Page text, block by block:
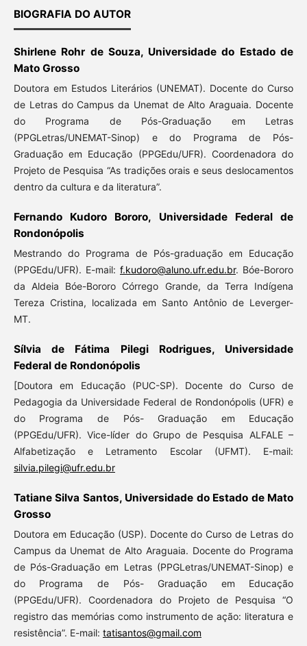
BIOGRAFIA DO AUTOR
Shirlene Rohr de Souza, Universidade do Estado de
Mato Grosso
Doutora em Estudos Literários (UNEMAT). Docente do Curso
de Letras do Campus da Unemat de Alto Araguaia. Docente
do Programa de Pós-Graduação em Letras
(PPGLetras/UNEMAT-Sinop) e do Programa de Pós-
Graduação em Educação (PPGEdu/UFR). Coordenadora do
Projeto de Pesquisa “As tradições orais e seus deslocamentos
dentro da cultura e da literatura”.
Fernando Kudoro Bororo, Universidade Federal de
Rondonópolis
Mestrando do Programa de Pós-graduação em Educação
(PPGEdu/UFR). E-mail:f.kudoro@aluno.ufr.edu.br. Bóe-Bororo
da Aldeia Bóe-Bororo Córrego Grande, da Terra Indígena
Tereza Cristina, localizada em Santo Antônio de Leverger-
MT.
Sílvia de Fátima Pilegi Rodrigues, Universidade
Federal de Rondonópolis
[Doutora em Educação (PUC-SP). Docente do Curso de
Pedagogia da Universidade Federal de Rondonópolis (UFR) e
do Programa de Pós- Graduação em Educação
(PPGEdu/UFR). Vice-líder do Grupo de Pesquisa ALFALE –
Alfabetização e Letramento Escolar (UFMT). E-mail:
silvia.pilegi@ufr.edu.br
Tatiane Silva Santos, Universidade do Estado de Mato
Grosso
Doutora em Educação (USP). Docente do Curso de Letras do
Campus da Unemat de Alto Araguaia. Docente do Programa
de Pós-Graduação em Letras (PPGLetras/UNEMAT-Sinop) e
do Programa de Pós- Graduação em Educação
(PPGEdu/UFR). Coordenadora do Projeto de Pesquisa “O
registro das memórias como instrumento de ação: literatura e
resistência”. E-mail: tatisantos@gmail.com